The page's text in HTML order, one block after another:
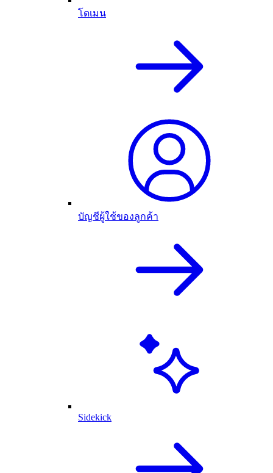
โดเมน
บัญชีผู้ใช้ของลูกค้า
Sidekick